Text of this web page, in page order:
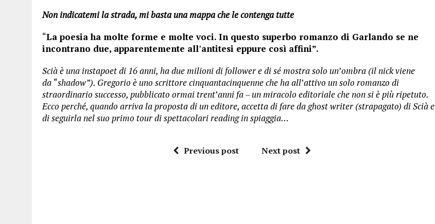
Non indicatemi la strada, mi basta una mappa che le contenga tutte
“La poesia ha molte forme e molte voci. In questo superbo romanzo di Garlando se ne
incontrano due, apparentemente all’antitesi eppure così affini”.
Scià è una instapoet di 16 anni, ha due milioni di follower e di sé mostra solo un’ombra (il nick viene
da “shadow”). Gregorio è uno scrittore cinquantacinquenne che ha all’attivo un solo romanzo di
straordinario successo, pubblicato ormai trent’anni fa – un miracolo editoriale che non si è più ripetuto.
Ecco perché, quando arriva la proposta di un editore, accetta di fare da ghost writer (strapagato) di Scià e
di seguirla nel suo primo tour di spettacolari reading in spiaggia…
Previous post Next post